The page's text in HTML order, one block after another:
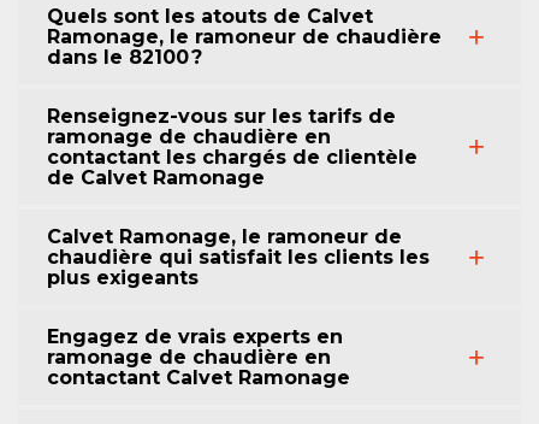
Quels sont les atouts de Calvet
Ramonage, le ramoneur de chaudière
dans le 82100 ?
Renseignez-vous sur les tarifs de
ramonage de chaudière en
contactant les chargés de clientèle
de Calvet Ramonage
Calvet Ramonage, le ramoneur de
chaudière qui satisfait les clients les
plus exigeants
Engagez de vrais experts en
ramonage de chaudière en
contactant Calvet Ramonage